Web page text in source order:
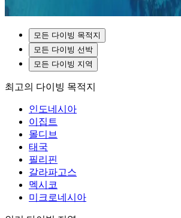
모든 다이빙 목적지
모든 다이빙 선박
모든 다이빙 지역
최고의 다이빙 목적지
인도네시아
이집트
몰디브
태국
필리핀
갈라파고스
멕시코
미크로네시아